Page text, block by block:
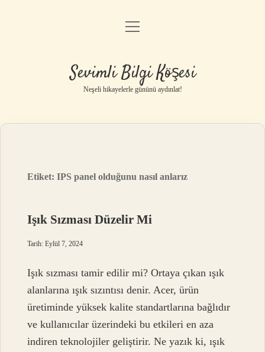
Anasayfa
Yasal Uyarı
menüyü
Sevimli Bilgi Köşesi
Neşeli hikayelerle gününü aydınlat!
Etiket:IPS panel olduğunu nasıl anlarız
Işık Sızması Düzelir Mi
Tarih: Eylül 7, 2024
Işık sızması tamir edilir mi? Ortaya çıkan ışık
alanlarına ışık sızıntısı denir. Acer, ürün
üretiminde yüksek kalite standartlarına bağlıdır
ve kullanıcılar üzerindeki bu etkileri en aza
indiren teknolojiler geliştirir. Ne yazık ki, ışık